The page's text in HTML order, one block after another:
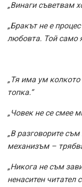
„Винаги съветвам
„Бракът не е
любовта. Той само
„Тя има ум
топка.“
„Човек не се смее
„В разговорите
механизъм –
„Никога не съм
ненаситен читател